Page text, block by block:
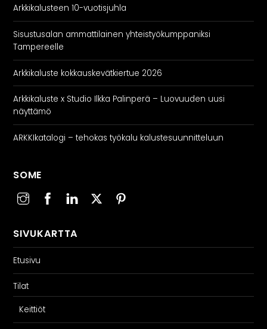
Arkkikalusteen 10-vuotisjuhla
Sisustusalan ammattilainen yhteistyökumppaniksi
Tampereelle
Arkkikaluste kokkauskevätkiertue 2026
Arkkikaluste x Studio Ilkka Palinperä – Luovuuden uusi
näyttämö
ARKKIkatalogi – tehokas työkalu kalustesuunnitteluun
SOME
SIVUKARTTA
Etusivu
Tilat
Keittiöt